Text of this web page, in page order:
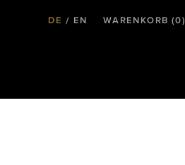
DE EN WARENKORB (0)